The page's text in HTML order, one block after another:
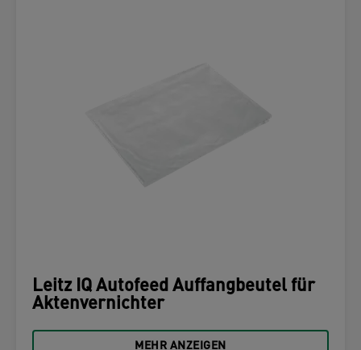
Leitz IQ Autofeed Auffangbeutel für
Aktenvernichter
MEHR ANZEIGEN